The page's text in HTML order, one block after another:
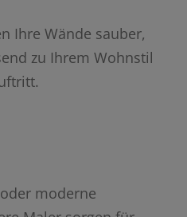
Ihre Wände sauber,
zu Ihrem Wohnstil
moderne